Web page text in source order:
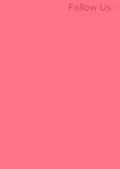
Follow Us :